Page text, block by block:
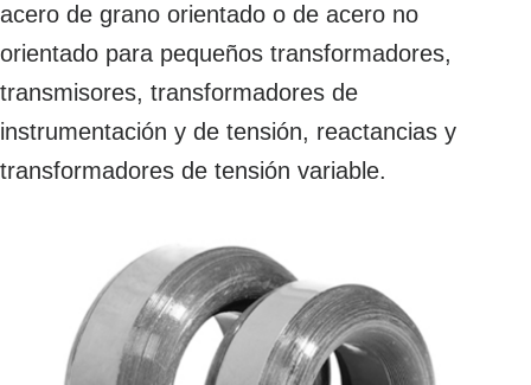
acero de grano orientado o de acero no
orientado para pequeños transformadores,
transmisores, transformadores de
instrumentación y de tensión, reactancias y
transformadores de tensión variable.